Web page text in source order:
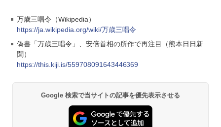
万歳三唱令（Wikipedia）
https://ja.wikipedia.org/wiki/万歳三唱令
偽書「万歳三唱令」、安倍首相の所作で再注目（熊本日日新
聞）
https://this.kiji.is/559708091643446369
Google 検索で当サイトの記事を優先表示させる